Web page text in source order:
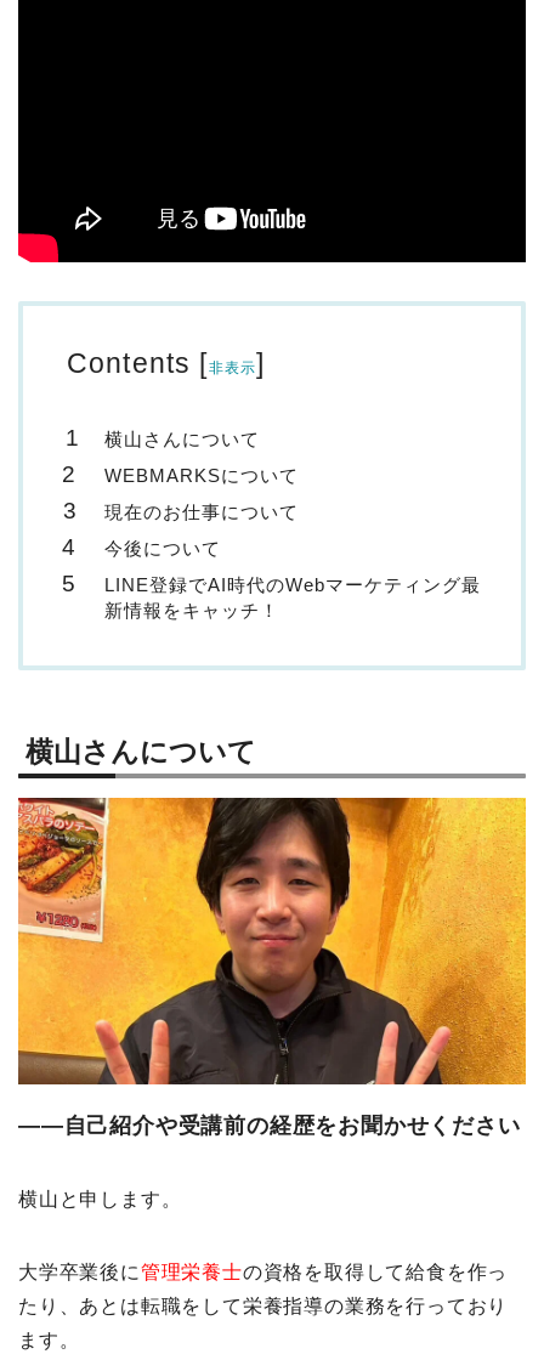
Contents [非表示]
横山さんについて
WEBMARKSについて
現在のお仕事について
今後について
LINE登録でAI時代のWebマーケティング最
新情報をキャッチ！
横山さんについて
――自己紹介や受講前の経歴をお聞かせください
横山と申します。
大学卒業後に管理栄養士の資格を取得して給食を作っ
たり、あとは転職をして栄養指導の業務を行っており
ます。